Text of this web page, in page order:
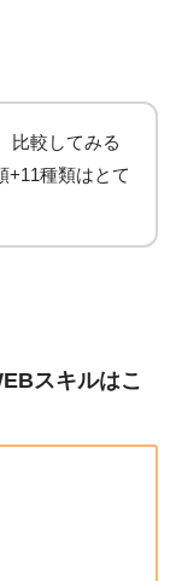
比較してみる
+11種類はとて
スキルはこ